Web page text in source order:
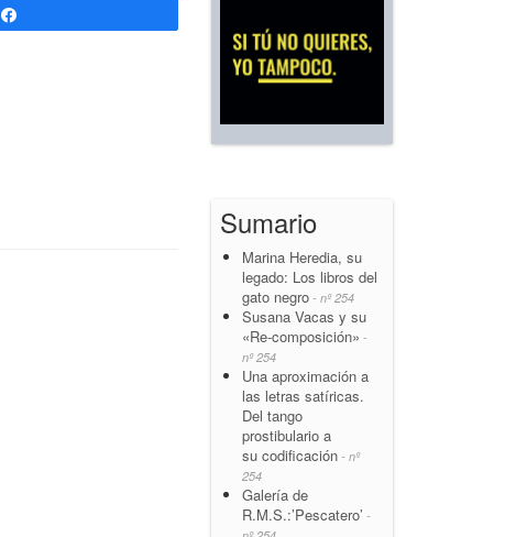
Sumario
Marina Heredia, su
legado: Los libros del
gato negro - nº 254
Susana Vacas y su
«Re-composición» -
nº 254
Una aproximación a
las letras satíricas.
Del tango
prostibulario a
su codificación - nº
254
Galería de
R.M.S.:’Pescatero’ -